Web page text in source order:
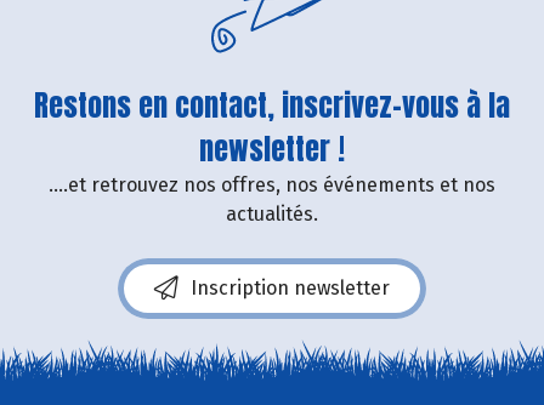
Restons en contact, inscrivez-vous à la
newsletter !
....et retrouvez nos offres, nos événements et nos
actualités.
Inscription newsletter